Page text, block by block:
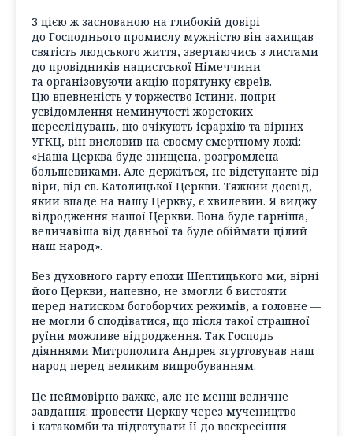
З цією ж заснованою на глибокій довірі
до Господнього промислу мужністю він захищав
святість людського життя, звертаючись з листами
до провідників нацистської Німеччини
та організовуючи акцію порятунку євреїв.
Цю впевненість у торжество Істини, попри
усвідомлення неминучості жорстоких
переслідувань, що очікують ієрархію та вірних
УГКЦ, він висловив на своєму смертному ложі:
«Наша Церква буде знищена, розгромлена
большевиками. Але держіться, не відступайте від
віри, від св. Католицької Церкви. Тяжкий досвід,
який впаде на нашу Церкву, є хвилевий. Я виджу
відродження нашої Церкви. Вона буде гарніша,
величавіша від давньої та буде обіймати цілий
наш народ».
Без духовного гарту епохи Шептицького ми, вірні
його Церкви, напевно, не змогли б вистояти
перед натиском богоборчих режимів, а головне —
не могли б сподіватися, що після такої страшної
руїни можливе відродження. Так Господь
діяннями Митрополита Андрея згуртовував наш
народ перед великим випробуванням.
Це неймовірно важке, але не менш величне
завдання: провести Церкву через мучеництво
і катакомби та підготувати її до воскресіння